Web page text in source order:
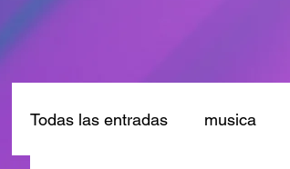
Todas las entradas musica